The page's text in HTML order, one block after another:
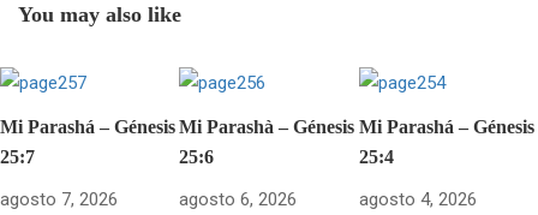
You may also like
Mi Parashá – Génesis
25:7
agosto 7, 2026
Mi Parashà – Génesis
25:6
agosto 6, 2026
Mi Parashá – Génesis
25:4
agosto 4, 2026